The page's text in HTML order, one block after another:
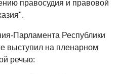
правосудия и правовой
Парламента Республики
выступил на пленарном
речью: